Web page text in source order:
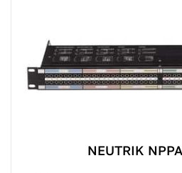
NEUTRIK